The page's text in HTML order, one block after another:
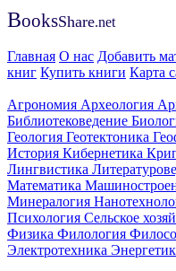
BooksShare.net
Главная О нас Добавить
книг Купить книги Карта
Агрономия Археология
Библиотековедение
Геология Геотектоника
История Кибернетика
Лингвистика
Математика
Минералогия
Психология Сельское
Физика Филология
Электротехника